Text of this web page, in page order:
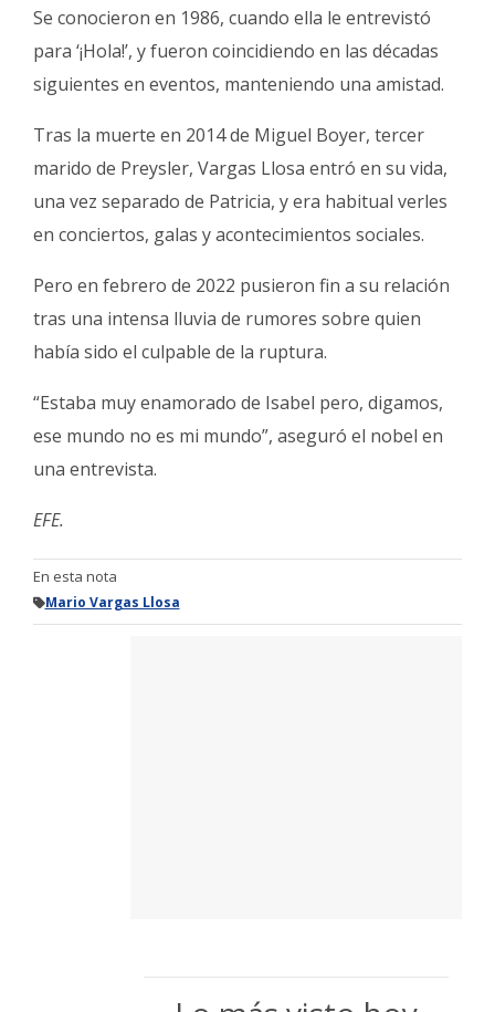
Se conocieron en 1986, cuando ella le entrevistó
para ‘¡Hola!’, y fueron coincidiendo en las décadas
siguientes en eventos, manteniendo una amistad.
Tras la muerte en 2014 de Miguel Boyer, tercer
marido de Preysler, Vargas Llosa entró en su vida,
una vez separado de Patricia, y era habitual verles
en conciertos, galas y acontecimientos sociales.
Pero en febrero de 2022 pusieron fin a su relación
tras una intensa lluvia de rumores sobre quien
había sido el culpable de la ruptura.
“Estaba muy enamorado de Isabel pero, digamos,
ese mundo no es mi mundo”, aseguró el nobel en
una entrevista.
EFE.
En esta nota
Mario Vargas Llosa